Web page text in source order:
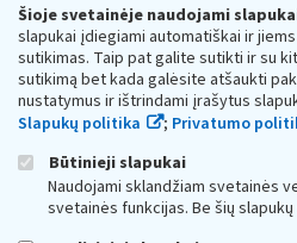
Šioje svetainėje naudojami
slapukai įdiegiami automatiškai ir
sutikimas. Taip pat galite sutikti ir su
sutikimą bet kada galėsite atšaukti
nustatymus ir ištrindami įrašytus
Slapukų politika
; Privatumo
Būtinieji slapukai
Naudojami sklandžiam svetainės
svetainės funkcijas. Be šių
Respublikos finansų
Biudžetinė įstaiga. Juridinio asmens
adresas: Vasario 16-osios g. 14, 01107
vmi@vmi.lt, E. pristatymo dėžutės
Duomenys apie Valstybinę mokesčių
Respublikos finansų ministerijos